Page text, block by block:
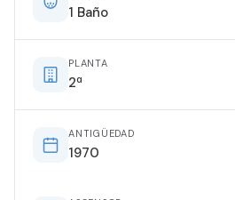
1 Baño
PLANTA
2ª
ANTIGÜEDAD
1970